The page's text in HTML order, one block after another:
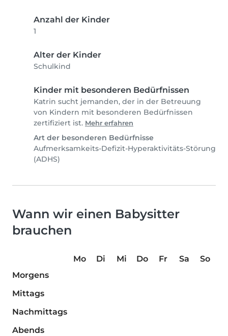
Anzahl der Kinder
1
Alter der Kinder
Schulkind
Kinder mit besonderen Bedürfnissen
Katrin sucht jemanden, der in der Betreuung
von Kindern mit besonderen Bedürfnissen
zertifiziert ist. Mehr erfahren
Art der besonderen Bedürfnisse
Aufmerksamkeits-Defizit-Hyperaktivitäts-Störung
(ADHS)
Wann wir einen Babysitter
brauchen
Mo Di Mi Do Fr Sa
So
Morgens
Mittags
Nachmittags
Abends